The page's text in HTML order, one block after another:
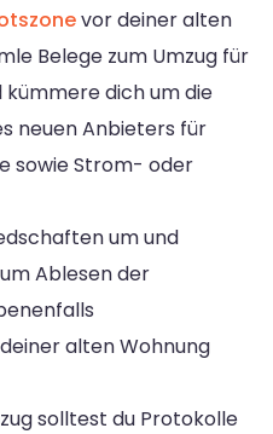
vor deiner alten
Belege zum Umzug für
dich um die
neuen Anbieters für
sowie Strom- oder
um und
Ablesen der
alten Wohnung
solltest du Protokolle